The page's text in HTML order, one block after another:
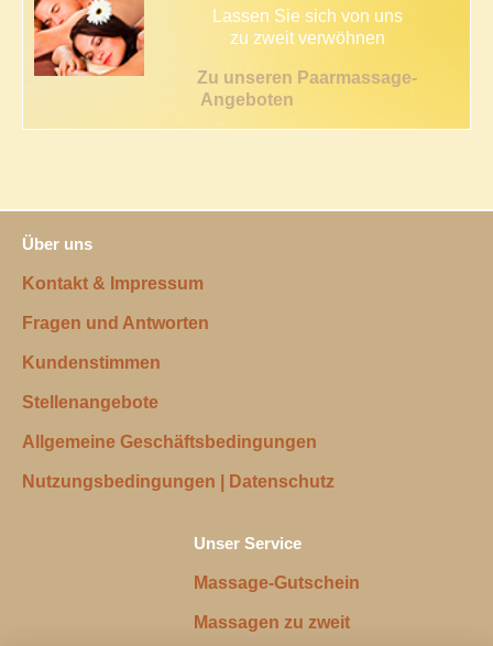
Lassen Sie sich von uns
zu zweit verwöhnen
Zu unseren Paarmassage-
Angeboten
Über uns
Kontakt & Impressum
Fragen und Antworten
Kundenstimmen
Stellenangebote
Allgemeine Geschäftsbedingungen
Nutzungsbedingungen | Datenschutz
Unser Service
Massage-Gutschein
Massagen zu zweit